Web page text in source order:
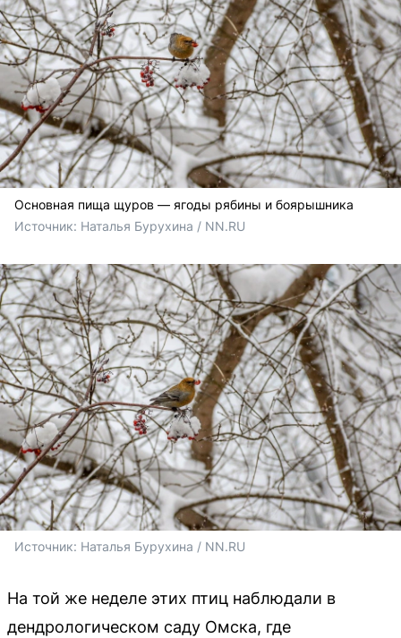
Основная пища щуров — ягоды рябины и боярышника
Источник: Наталья Бурухина / NN.RU
Источник: Наталья Бурухина / NN.RU
На той же неделе этих птиц наблюдали в
дендрологическом саду Омска, где